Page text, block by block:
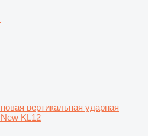
новая вертикальная ударная
KL12